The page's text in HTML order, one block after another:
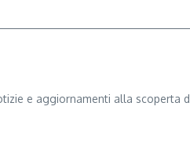
e aggiornamenti alla scoperta